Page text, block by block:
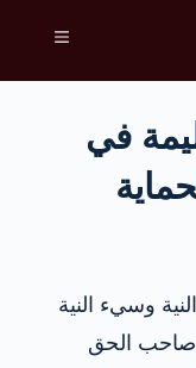
في
وسيء النية
صاحب الحق